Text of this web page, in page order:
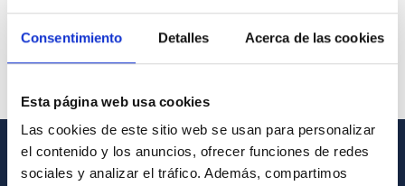
Consentimiento Detalles Acerca de las cookies
Esta página web usa cookies
Las cookies de este sitio web se usan para personalizar
el contenido y los anuncios, ofrecer funciones de redes
sociales y analizar el tráfico. Además, compartimos
INFORMACIÓN GENERAL